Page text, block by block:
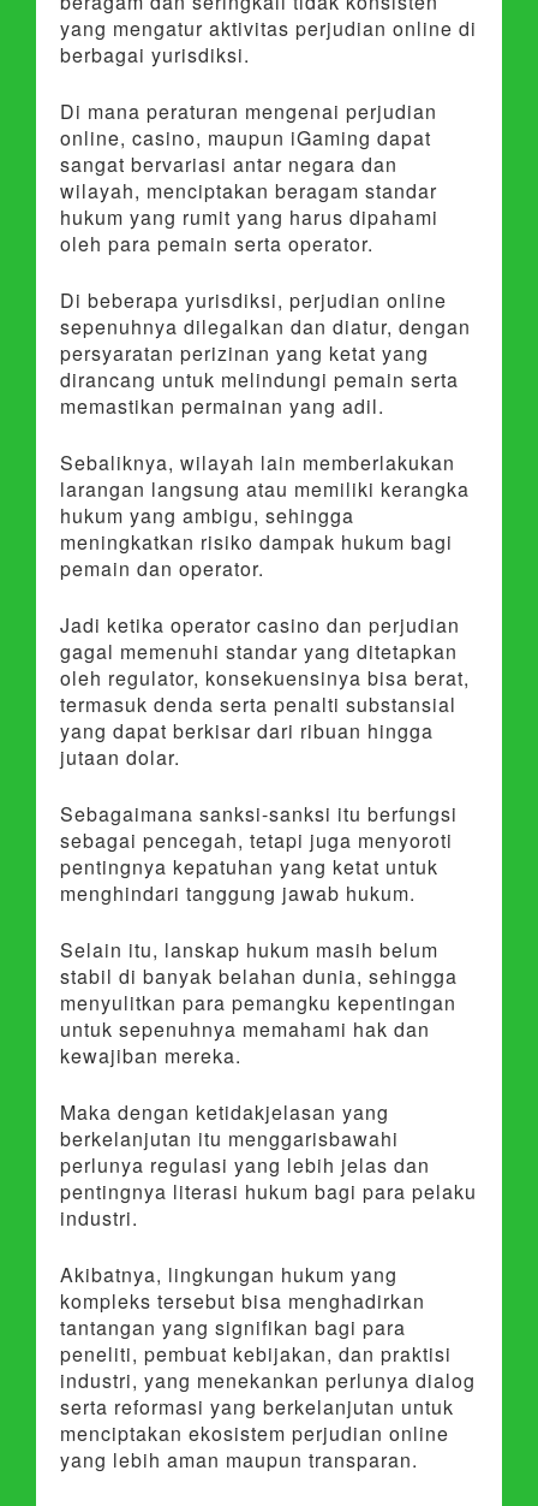
yang mengatur aktivitas perjudian online di
berbagai yurisdiksi.
Di mana peraturan mengenai perjudian
online, casino, maupun iGaming dapat
sangat bervariasi antar negara dan
wilayah, menciptakan beragam standar
hukum yang rumit yang harus dipahami
oleh para pemain serta operator.
Di beberapa yurisdiksi, perjudian online
sepenuhnya dilegalkan dan diatur, dengan
persyaratan perizinan yang ketat yang
dirancang untuk melindungi pemain serta
memastikan permainan yang adil.
Sebaliknya, wilayah lain memberlakukan
larangan langsung atau memiliki kerangka
hukum yang ambigu, sehingga
meningkatkan risiko dampak hukum bagi
pemain dan operator.
Jadi ketika operator casino dan perjudian
gagal memenuhi standar yang ditetapkan
oleh regulator, konsekuensinya bisa berat,
termasuk denda serta penalti substansial
yang dapat berkisar dari ribuan hingga
jutaan dolar.
Sebagaimana sanksi-sanksi itu berfungsi
sebagai pencegah, tetapi juga menyoroti
pentingnya kepatuhan yang ketat untuk
menghindari tanggung jawab hukum.
Selain itu, lanskap hukum masih belum
stabil di banyak belahan dunia, sehingga
menyulitkan para pemangku kepentingan
untuk sepenuhnya memahami hak dan
kewajiban mereka.
Maka dengan ketidakjelasan yang
berkelanjutan itu menggarisbawahi
perlunya regulasi yang lebih jelas dan
pentingnya literasi hukum bagi para pelaku
industri.
Akibatnya, lingkungan hukum yang
kompleks tersebut bisa menghadirkan
tantangan yang signifikan bagi para
peneliti, pembuat kebijakan, dan praktisi
industri, yang menekankan perlunya dialog
serta reformasi yang berkelanjutan untuk
menciptakan ekosistem perjudian online
yang lebih aman maupun transparan.